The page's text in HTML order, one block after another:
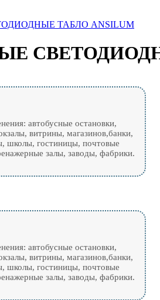
ТАБЛО ANSILUM
автобусные остановки,
витрины, магазинов,банки,
школы, гостиницы, почтовые
залы, заводы, фабрики.
автобусные остановки,
витрины, магазинов,банки,
школы, гостиницы, почтовые
залы, заводы, фабрики.